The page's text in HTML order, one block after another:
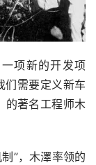
项新的开发项
们需要定义新车
的著名工程师木
”，木澤率领的